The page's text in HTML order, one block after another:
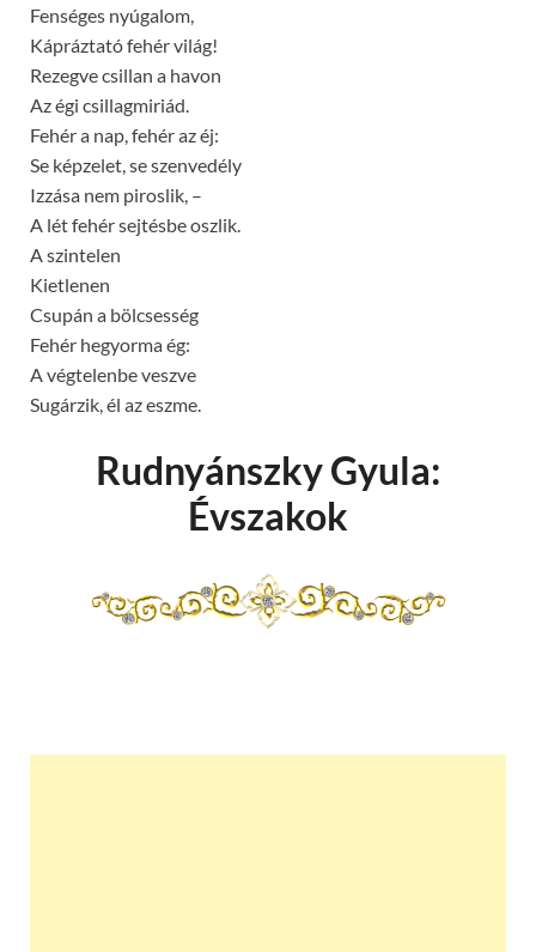
Fenséges nyúgalom,
Kápráztató fehér világ!
Rezegve csillan a havon
Az égi csillagmiriád.
Fehér a nap, fehér az éj:
Se képzelet, se szenvedély
Izzása nem piroslik, –
A lét fehér sejtésbe oszlik.
A szintelen
Kietlenen
Csupán a bölcsesség
Fehér hegyorma ég:
A végtelenbe veszve
Sugárzik, él az eszme.
Rudnyánszky Gyula:
Évszakok